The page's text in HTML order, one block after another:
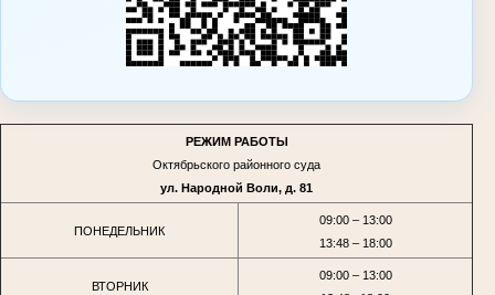
РЕЖИМ РАБОТЫ
Октябрьского районного суда
ул. Народной Воли, д. 81
ПОНЕДЕЛЬНИК
09:00 – 13:00
13:48 – 18:00
ВТОРНИК
09:00 – 13:00